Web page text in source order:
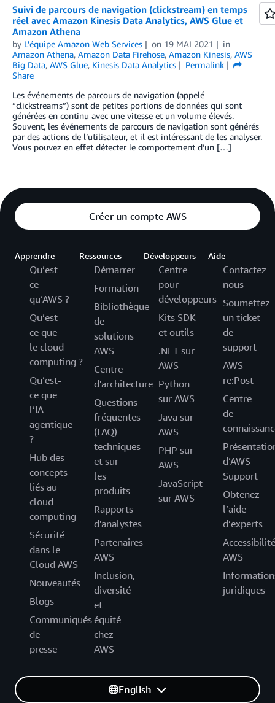
Suivi de parcours de navigation (clickstream) en temps
réel avec Amazon Kinesis Data Analytics, AWS Glue et
Amazon Athena
by L'équipe Amazon Web Services on 19 MAI 2021
in
Amazon Athena, Amazon Data Firehose, Amazon Kinesis, AWS
Big Data, AWS Glue, Kinesis Data Analytics
Permalink
Share
Les événements de parcours de navigation (appelé
“clickstreams”) sont de petites portions de données qui sont
générées en continu avec une vitesse et un volume élevés.
Souvent, les événements de parcours de navigation sont générés
par des actions de l’utilisateur, et il est intéressant de les analyser.
Vous pouvez en effet détecter le comportement d’un […]
Créer un compte AWS
Apprendre
Qu’est-
ce
qu’AWS ?
Qu’est-
ce que
le cloud
computing ?
Qu’est-
ce que
l’IA
agentique
?
Hub des
concepts
liés au
cloud
computing
Sécurité
dans le
Cloud AWS
Nouveautés
Blogs
Communiqués
de
presse
Ressources
Démarrer
Formation
Bibliothèque
de
solutions
AWS
Centre
d'architecture
Questions
fréquentes
(FAQ)
techniques
et sur
les
produits
Rapports
d'analystes
Partenaires
AWS
Inclusion,
diversité
et
équité
chez
AWS
Développeurs
Centre
pour
développeurs
Kits SDK
et outils
.NET sur
AWS
Python
sur AWS
Java sur
AWS
PHP sur
AWS
JavaScript
sur AWS
Aide
Contactez-
nous
Soumettez
un ticket
de
support
AWS
re:Post
Centre
de
d’AWS
Support
Obtenez
l’aide
d’experts
Accessibilité
AWS
juridiques
English